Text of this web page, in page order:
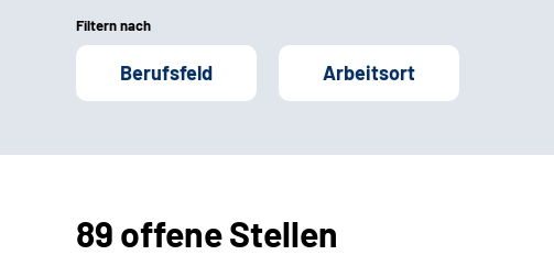
Filtern nach
Berufsfeld Arbeitsort
89 offene Stellen